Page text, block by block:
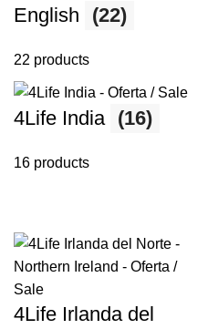
English
(22)
22 products
4Life India (16)
16 products
4Life Irlanda del